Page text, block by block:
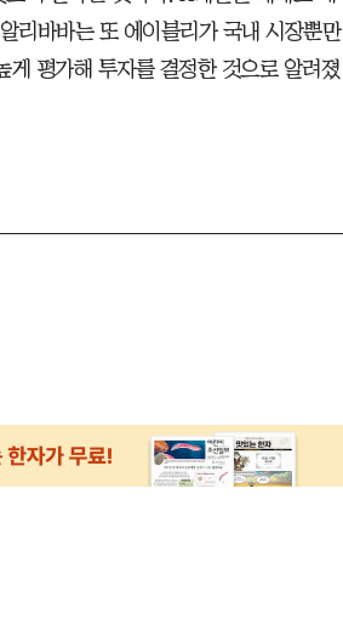
리바바는 또 에이블리가 국내 시장뿐만
게 평가해 투자를 결정한 것으로 알려졌